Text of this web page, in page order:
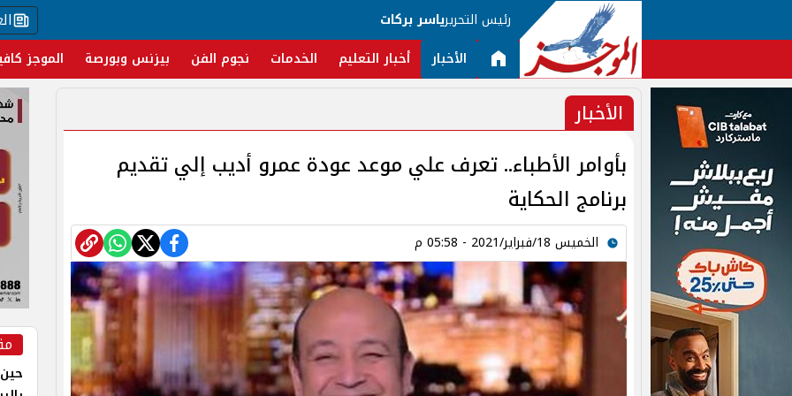
رئيس التحريرياسر بركات
الأخبار أخبار التعليم الخدمات نجوم الفن بيزنس وبورصة الموجز
الأخبار
بأوامر الأطباء.. تعرف علي موعد عودة عمرو أديب إلي تقديم
برنامج الحكاية
الخميس 18/فبراير/2021 - 05:58 م